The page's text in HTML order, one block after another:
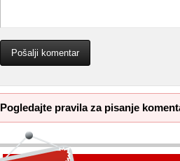
Pogledajte pravila za pisanje